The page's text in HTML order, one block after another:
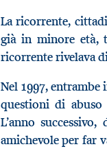
La ricorrente,
già in minore età,
ricorrente rivelava
Nel 1997,
questioni di abuso
L’anno
amichevole per far